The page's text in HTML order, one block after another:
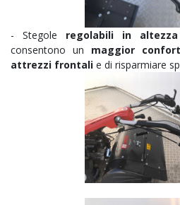
- Stegole regolabili in altezza
consentono un maggior
attrezzi frontali e di risparmiare